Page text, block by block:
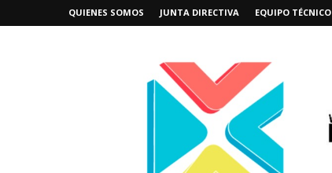
QUIENES SOMOS JUNTA DIRECTIVA EQUIPO TÉCNICO